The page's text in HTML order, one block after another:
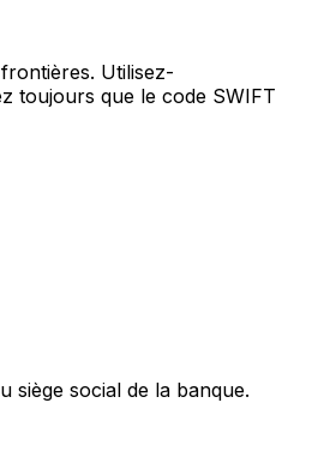
Utilisez-
toujours que le code SWIFT
siège social de la banque.